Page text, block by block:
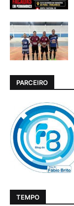
PARCEIRO
TEMPO